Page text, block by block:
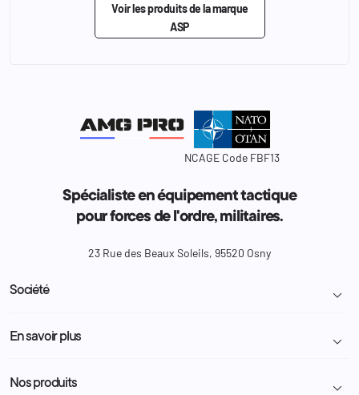
Voir les produits de la marque
ASP
NCAGE Code FBF13
Spécialiste en équipement tactique
pour forces de l'ordre, militaires.
23 Rue des Beaux Soleils, 95520 Osny
Société 
Livraison et retour colis
En savoir plus 
Programme Fidélité
Nos produits 